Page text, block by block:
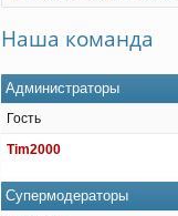
Наша команда
Администраторы
Гость
Tim2000
Супермодераторы